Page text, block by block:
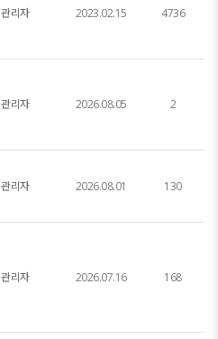
관리자 2023.02.15 4736
관리자 2026.08.05 2
관리자 2026.08.01 130
관리자 2026.07.16 168